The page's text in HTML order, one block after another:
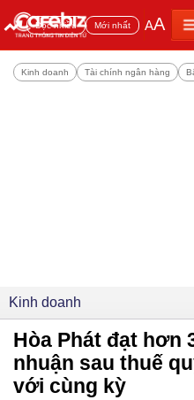
Đọc nhiều Mới nhất AA
Kinh doanh Tài chính ngân hàng
Kinh doanh
Hòa Phát đạt hơn
nhuận sau thuế
với cùng kỳ